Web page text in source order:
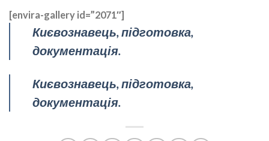
[envira-gallery id=”2071″]
Києвознавець, підготовка,
документація.
Києвознавець, підготовка,
документація.